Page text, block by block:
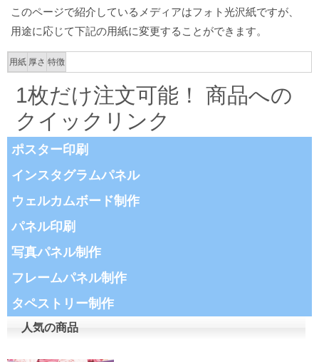
このページで紹介しているメディアはフォト光沢紙ですが、
用途に応じて下記の用紙に変更することができます。
用紙 厚さ 特徴
1枚だけ注文可能！ 商品への
クイックリンク
ポスター印刷
インスタグラムパネル
ウェルカムボード制作
パネル印刷
写真パネル制作
フレームパネル制作
タペストリー制作
人気の商品